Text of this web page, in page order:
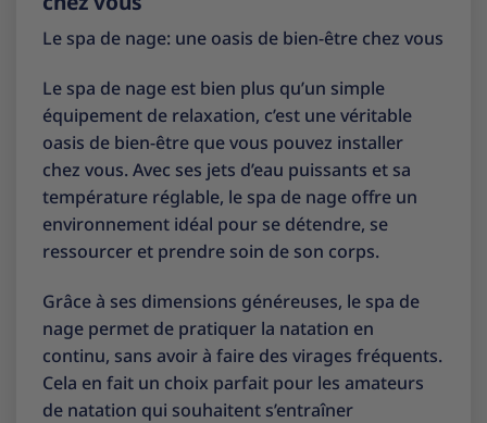
Le spa de nage: une oasis de bien-être chez vous
Le spa de nage est bien plus qu’un simple
équipement de relaxation, c’est une véritable
oasis de bien-être que vous pouvez installer
chez vous. Avec ses jets d’eau puissants et sa
température réglable, le spa de nage offre un
environnement idéal pour se détendre, se
ressourcer et prendre soin de son corps.
Grâce à ses dimensions généreuses, le spa de
nage permet de pratiquer la natation en
continu, sans avoir à faire des virages fréquents.
Cela en fait un choix parfait pour les amateurs
de natation qui souhaitent s’entraîner